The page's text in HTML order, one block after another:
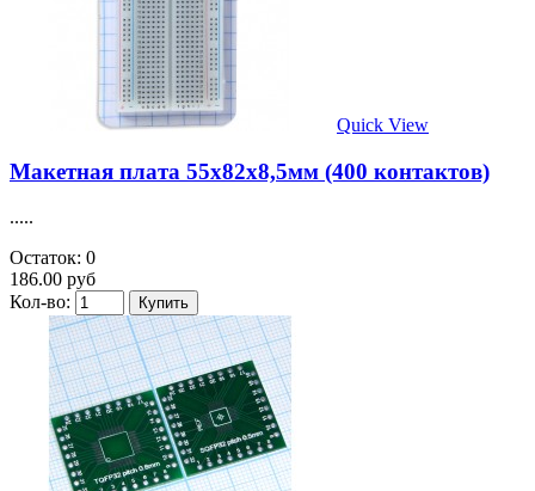
Quick View
Макетная плата 55х82х8,5мм (400 контактов)
.....
Остаток: 0
186.00 руб
Кол-во: